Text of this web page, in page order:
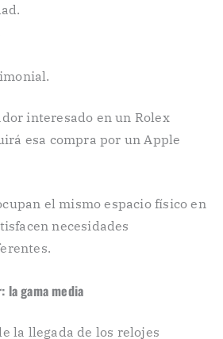
interesado en un Rolex
esa compra por un Apple
el mismo espacio físico en
necesidades
la gama media
la llegada de los relojes